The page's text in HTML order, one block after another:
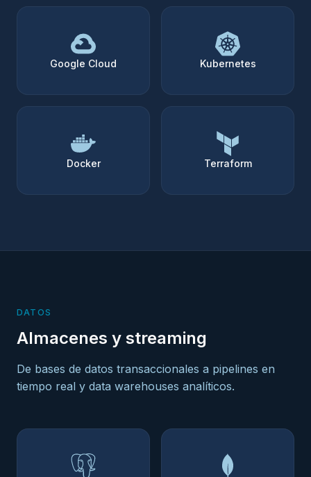
Google Cloud Kubernetes
Docker Terraform
DATOS
Almacenes y streaming
De bases de datos transaccionales a pipelines en
tiempo real y data warehouses analíticos.